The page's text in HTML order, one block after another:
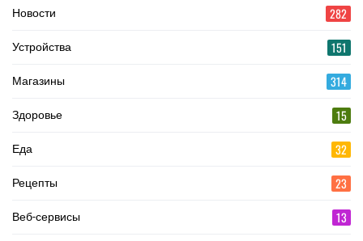
Новости 282
Устройства 151
Магазины 314
Здоровье 15
Еда 32
Рецепты 23
Веб-сервисы 13